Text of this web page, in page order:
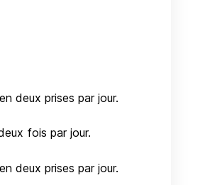
deux prises par jour.
fois par jour.
deux prises par jour.